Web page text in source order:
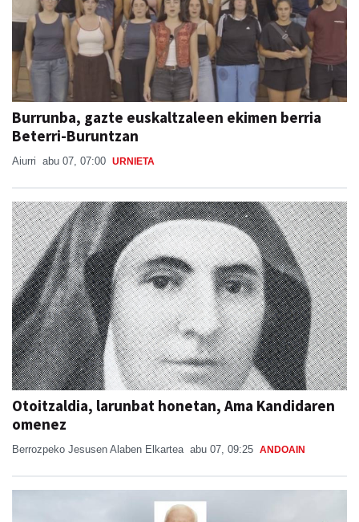
Burrunba, gazte euskaltzaleen ekimen berria
Beterri-Buruntzan
Aiurri abu 07, 07:00 URNIETA
Otoitzaldia, larunbat honetan, Ama Kandidaren
omenez
Berrozpeko Jesusen Alaben Elkartea abu 07, 09:25 ANDOAIN